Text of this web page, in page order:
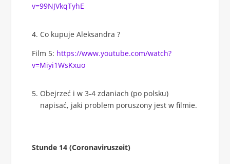
v=99NJVkqTyhE
Co kupuje Aleksandra ?
Film 5: https://www.youtube.com/watch?
v=Miyi1WsKxuo
Obejrzeć i w 3-4 zdaniach (po polsku)
napisać, jaki problem poruszony jest w filmie.
Stunde 14 (Coronaviruszeit)